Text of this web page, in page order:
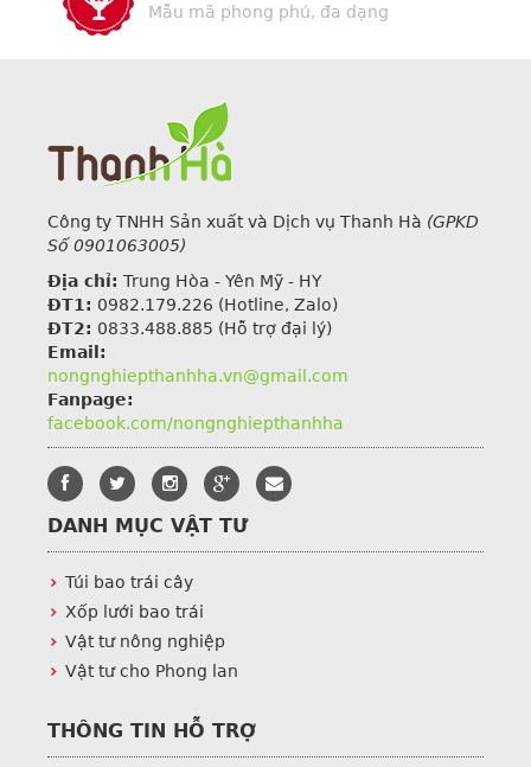
Mẫu mã phong phú, đa dạng
Công ty TNHH Sản xuất và Dịch vụ Thanh Hà (GPKD
Số 0901063005)
Địa chỉ: Trung Hòa - Yên Mỹ - HY
ĐT1: 0982.179.226 (Hotline, Zalo)
ĐT2: 0833.488.885 (Hỗ trợ đại lý)
Email:
nongnghiepthanhha.vn@gmail.com
Fanpage:
facebook.com/nongnghiepthanhha
DANH MỤC VẬT TƯ
Túi bao trái cây
Xốp lưới bao trái
Vật tư nông nghiệp
Vật tư cho Phong lan
THÔNG TIN HỖ TRỢ